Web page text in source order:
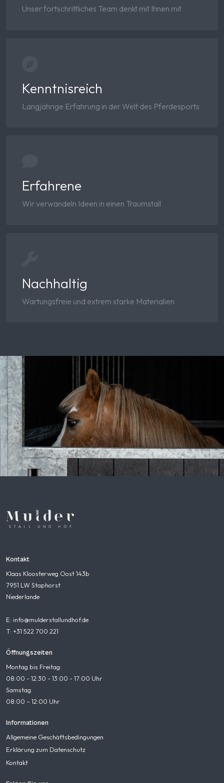
Unser fortschrittliches Team denkt mit Ihnen mit
Kenntnisreich
Langjährige Erfahrung in der Welt des Pferdesports
Erfahrene
Wir verwandeln Ideen in einen Traumstall
Nachhaltig
Wartungsfreie und extrem starke Materialien
Kontakt
Klaas Kloosterweg Oost 143b
7951 LW Staphorst
Niederlande
E: info@mulderstallundhof.de
T: +31 522 700 221
Öffnungszeiten
Montag bis Freitag:
08:00 - 12:30 - 13:00 - 17:00 Uhr
Samstag:
08:00 – 12:00 Uhr
Informationen
Allgemeine Geschäftsbedingungen
Erklärung zum Datenschutz
Kontakt